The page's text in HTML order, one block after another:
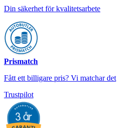
Din säkerhet för kvalitetsarbete
Prismatch
Fått ett billigare pris? Vi matchar det
Trustpilot